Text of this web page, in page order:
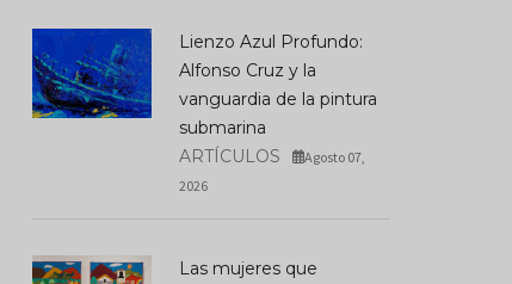
En Art Basel 2026, Un
Picasso De 35 Millones
Convivió Con Una Pista De
Museos Sin Barreras:
Dónde Ir Con Niños
Autismo Y Sentirse
JULIO 15, 2026
Lienzo Azul Profundo:
Alfonso Cruz y la
vanguardia de la pintura
submarina
ARTÍCULOS
Agosto 07,
2026
Las mujeres que